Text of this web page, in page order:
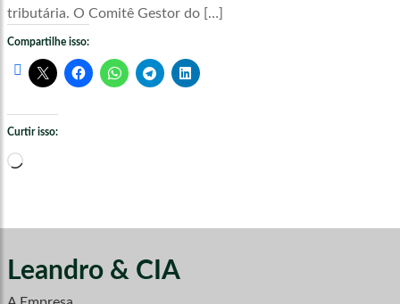
tributária. O Comitê Gestor do […]
Compartilhe isso:
Curtir isso:
Carregando...
Leandro & CIA